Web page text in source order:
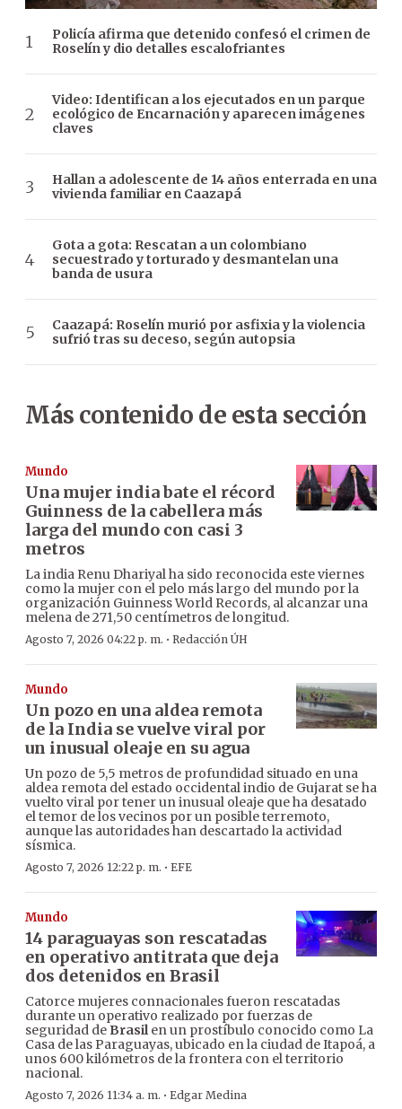
Policía afirma que detenido confesó el crimen de
Roselín y dio detalles escalofriantes
Video: Identifican a los ejecutados en un parque
ecológico de Encarnación y aparecen imágenes
claves
Hallan a adolescente de 14 años enterrada en una
vivienda familiar en Caazapá
Gota a gota: Rescatan a un colombiano
secuestrado y torturado y desmantelan una
banda de usura
Caazapá: Roselín murió por asfixia y la violencia
sufrió tras su deceso, según autopsia
Más contenido de esta sección
Mundo
Una mujer india bate el récord
Guinness de la cabellera más
larga del mundo con casi 3
metros
La india Renu Dhariyal ha sido reconocida este viernes
como la mujer con el pelo más largo del mundo por la
organización Guinness World Records, al alcanzar una
melena de 271,50 centímetros de longitud.
Agosto 7, 2026 04:22 p. m. · Redacción ÚH
Mundo
Un pozo en una aldea remota
de la India se vuelve viral por
un inusual oleaje en su agua
Un pozo de 5,5 metros de profundidad situado en una
aldea remota del estado occidental indio de Gujarat se ha
vuelto viral por tener un inusual oleaje que ha desatado
el temor de los vecinos por un posible terremoto,
aunque las autoridades han descartado la actividad
sísmica.
Agosto 7, 2026 12:22 p. m. · EFE
Mundo
14 paraguayas son rescatadas
en operativo antitrata que deja
dos detenidos en Brasil
Catorce mujeres connacionales fueron rescatadas
durante un operativo realizado por fuerzas de
seguridad de Brasilen un prostíbulo conocido como La
Casa de las Paraguayas, ubicado en la ciudad de Itapoá, a
unos 600 kilómetros de la frontera con el territorio
nacional.
Agosto 7, 2026 11:34 a. m. · Edgar Medina